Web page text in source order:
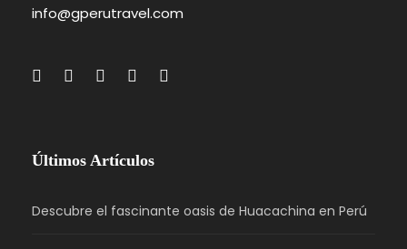
info@gperutravel.com
Últimos Artículos
Descubre el fascinante oasis de Huacachina en Perú